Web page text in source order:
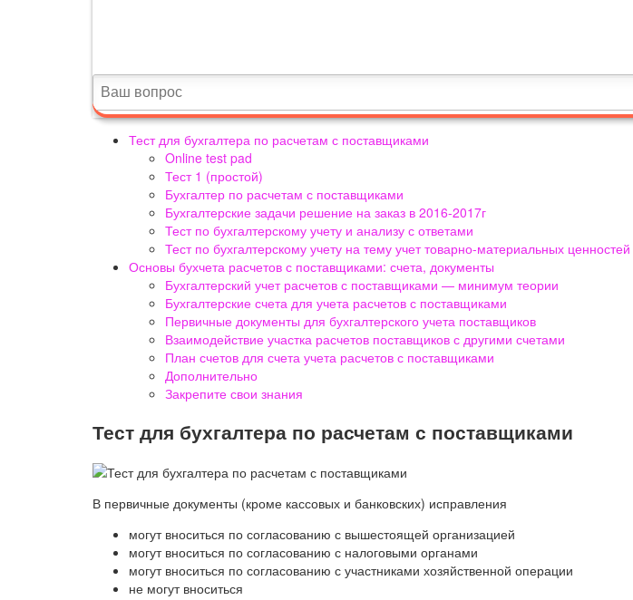
Тест для бухгалтера по расчетам с поставщиками
Online test pad
Тест 1 (простой)
Бухгалтер по расчетам с поставщиками
Бухгалтерские задачи решение на заказ в 2016-2017г
Тест по бухгалтерскому учету и анализу с ответами
Тест по бухгалтерскому учету на тему учет товарно-материальных
Основы бухчета расчетов с поставщиками: счета, документы
Бухгалтерский учет расчетов с поставщиками — минимум теории
Бухгалтерские счета для учета расчетов с поставщиками
Первичные документы для бухгалтерского учета поставщиков
Взаимодействие участка расчетов поставщиков с другими счетами
План счетов для счета учета расчетов с поставщиками
Дополнительно
Закрепите свои знания
Тест для бухгалтера по расчетам с поставщиками
В первичные документы (кроме кассовых и банковских) исправления
могут вноситься по согласованию с вышестоящей организацией
могут вноситься по согласованию с налоговыми органами
могут вноситься по согласованию с участниками хозяйственной операции
не могут вноситься